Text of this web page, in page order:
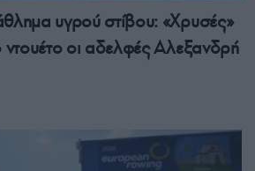
υγρού στίβου: «Χρυσές»
ντουέτο οι αδελφές Αλεξανδρή